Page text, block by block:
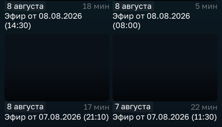
8 августа
18 мин
Эфир от 08.08.2026
(14:30)
8 августа
5 мин
Эфир от 08.08.2026
(08:00)
8 августа
17 мин
Эфир от 07.08.2026 (21:10)
7 августа
22 мин
Эфир от 07.08.2026 (11:30)